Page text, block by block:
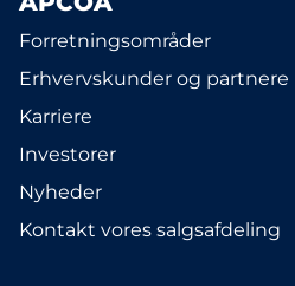
Forretningsområder
Erhvervskunder og partnere
Karriere
Investorer
Nyheder
Kontakt vores salgsafdeling